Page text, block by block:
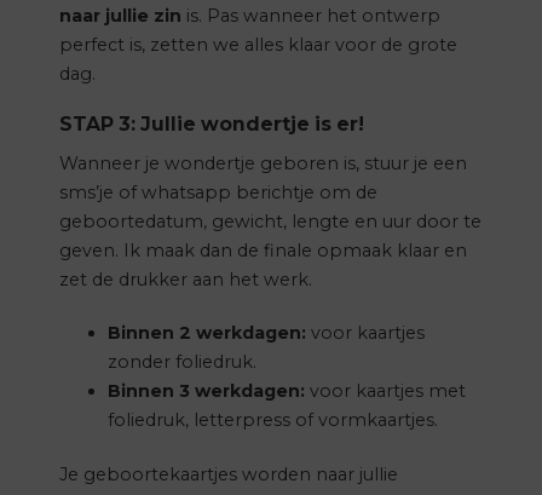
naar jullie zin is. Pas wanneer het ontwerp
perfect is, zetten we alles klaar voor de grote
dag.
STAP 3: Jullie wondertje is er!
Wanneer je wondertje geboren is, stuur je een
sms’je of whatsapp berichtje om de
geboortedatum, gewicht, lengte en uur door te
geven. Ik maak dan de finale opmaak klaar en
zet de drukker aan het werk.
Binnen 2 werkdagen: voor kaartjes
zonder foliedruk.
Binnen 3 werkdagen: voor kaartjes met
foliedruk, letterpress of vormkaartjes.
Je geboortekaartjes worden naar jullie